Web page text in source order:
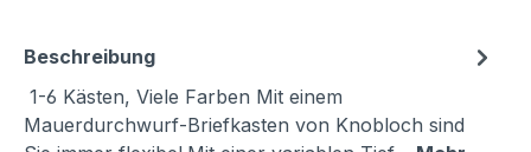
Beschreibung
1-6 Kästen, Viele Farben Mit einem
Mauerdurchwurf-Briefkasten von Knobloch sind